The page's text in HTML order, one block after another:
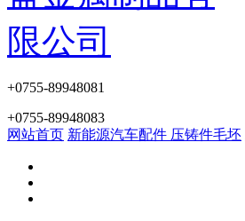
+0755-89948081
+0755-89948083
网站首页 新能源汽车配件 压铸件毛坯